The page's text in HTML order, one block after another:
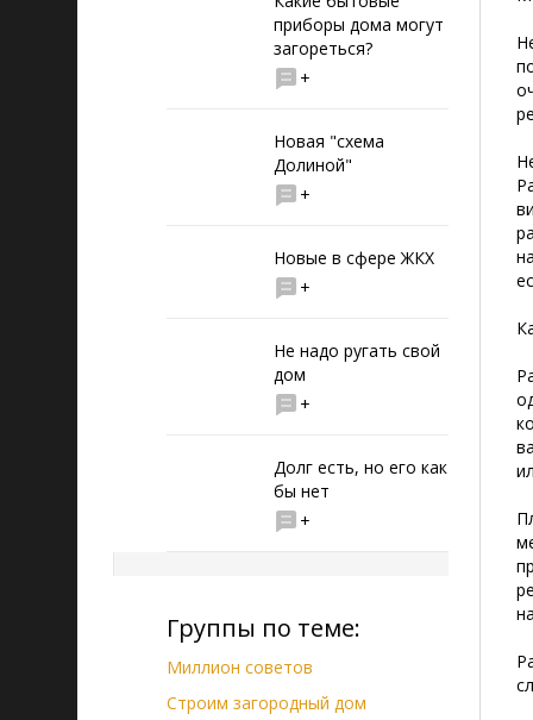
приборы дома могут
загореться?
+
Новая "схема
Долиной"
+
Новые в сфере ЖКХ
+
Не надо ругать свой
дом
+
Долг есть, но его как
бы нет
+
Группы по теме:
Миллион советов
Строим загородный дом